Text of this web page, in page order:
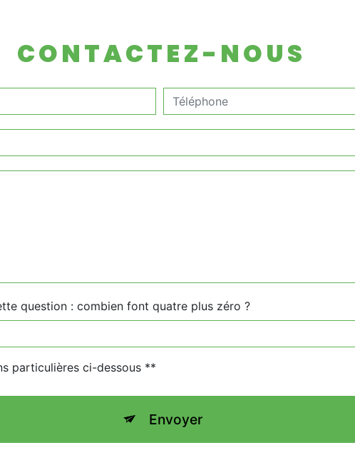
CONTACTEZ-NOUS
question : combien font quatre plus zéro ?
particulières ci-dessous **
Envoyer